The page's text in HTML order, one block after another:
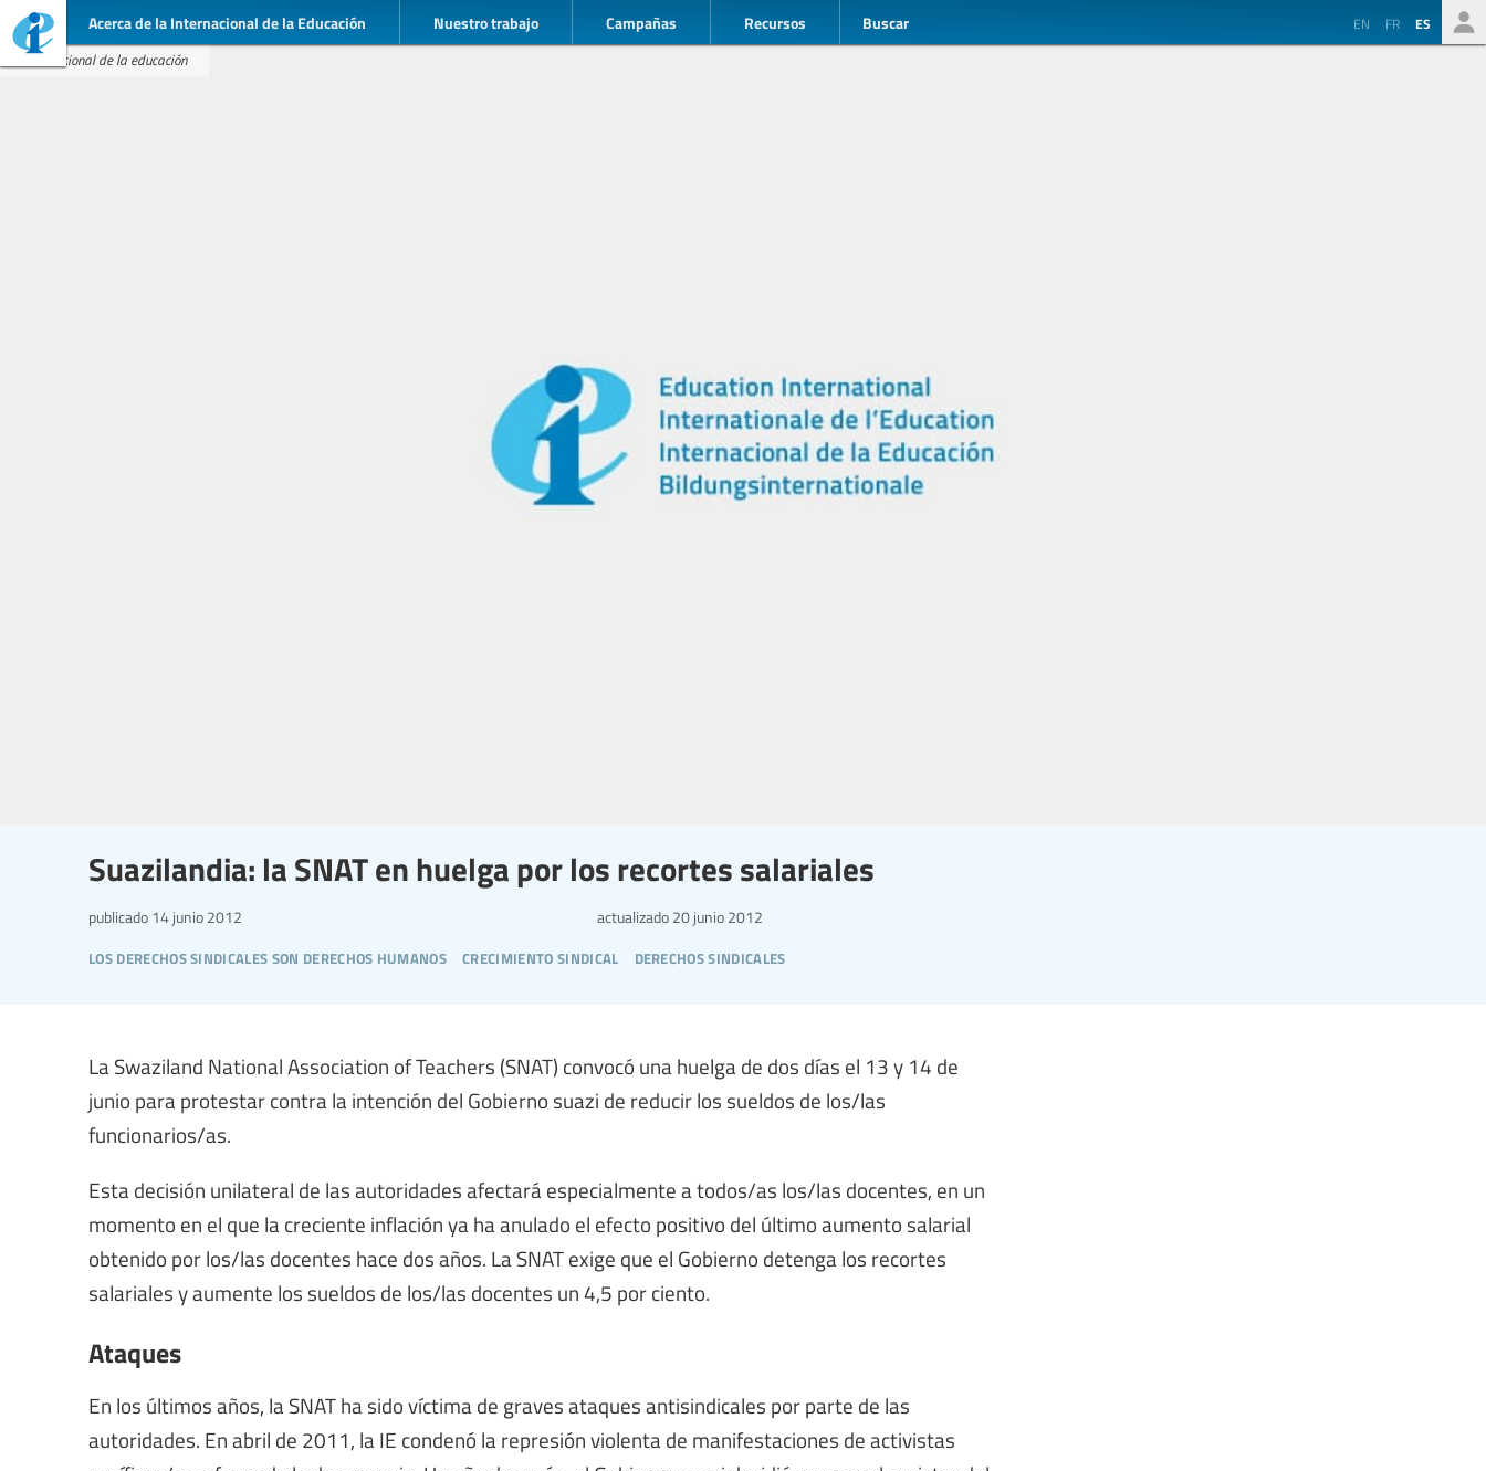
Acerca de la Internacional de la Educación Nuestro trabajo Campañas Recursos Buscar EN FR ES
Internacional de la educación
Suazilandia: la SNAT en huelga por los recortes salariales
los derechos sindicales son derechos humanos crecimiento sindical derechos sindicales
publicado 14 junio 2012 actualizado 20 junio 2012
La Swaziland National Association of Teachers (SNAT) convocó una huelga de dos días el 13 y 14 de
junio para protestar contra la intención del Gobierno suazi de reducir los sueldos de los/las
funcionarios/as.
Esta decisión unilateral de las autoridades afectará especialmente a todos/as los/las docentes, en un
momento en el que la creciente inflación ya ha anulado el efecto positivo del último aumento salarial
obtenido por los/las docentes hace dos años. La SNAT exige que el Gobierno detenga los recortes
salariales y aumente los sueldos de los/las docentes un 4,5 por ciento.
Ataques
En los últimos años, la SNAT ha sido víctima de graves ataques antisindicales por parte de las
autoridades. En abril de 2011, la IE condenó la represión violenta de manifestaciones de activistas